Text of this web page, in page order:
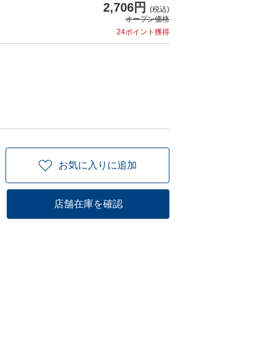
2,706円
(税込)
オープン価格
24ポイント獲得
お気に入りに追加
店舗在庫を確認